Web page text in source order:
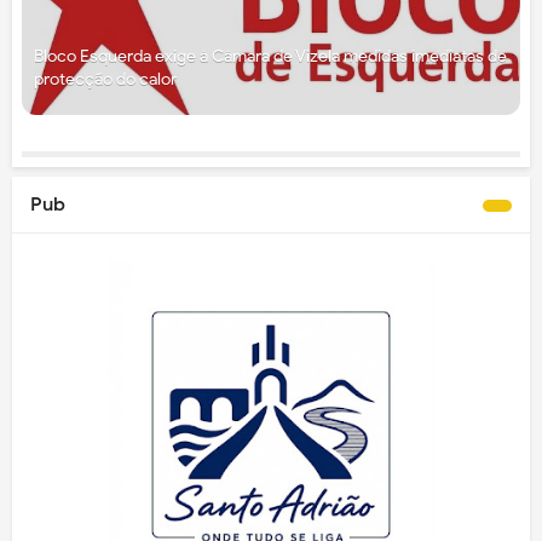
Bloco Esquerda exige à Câmara de Vizela medidas imediatas de
protecção do calor
Pub